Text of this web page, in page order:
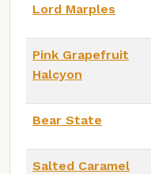
Lord Marples
Pink Grapefruit
Halcyon
Bear State
Salted Caramel